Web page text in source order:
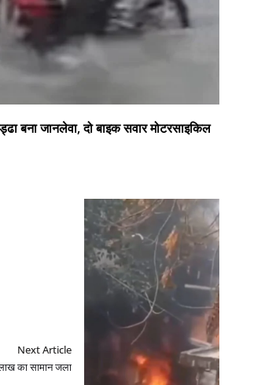
बना जानलेवा, दो बाइक सवार मोटरसाइकिल
Next Article
का सामान जला